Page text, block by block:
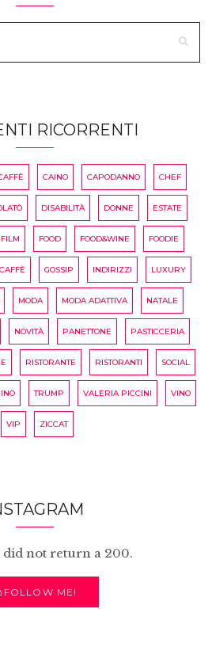
RICORRENTI
CAINO CAPODANNO CHEF
DISABILITÀ DONNE ESTATE
FILM FOOD FOOD&WINE FOODIE
GOSSIP INDIRIZZI LUXURY
MODA MODA ADATTIVA NATALE
NOVITÀ PANETTONE PASTICCERIA
RISTORANTE RISTORANTI SOCIAL
TRUMP VALERIA PICCINI VINO
VIP ZICCAT
did not return a 200.
ME!